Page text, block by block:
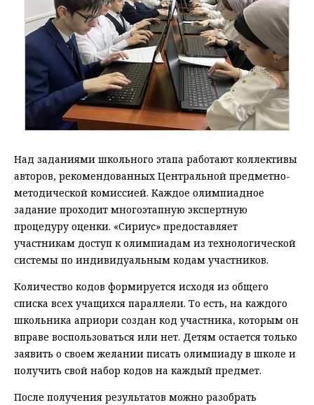
Над заданиями школьного этапа работают коллективы
авторов, рекомендованных Центральной предметно-
методической комиссией. Каждое олимпиадное
задание проходит многоэтапную экспертную
процедуру оценки. «Сириус» предоставляет
участникам доступ к олимпиадам из технологической
системы по индивидуальным кодам участников.
Количество кодов формируется исходя из общего
списка всех учащихся параллели. То есть, на каждого
школьника априори создан код участника, которым он
вправе воспользоваться или нет. Детям остается только
заявить о своем желании писать олимпиаду в школе и
получить свой набор кодов на каждый предмет.
После получения результатов можно разобрать